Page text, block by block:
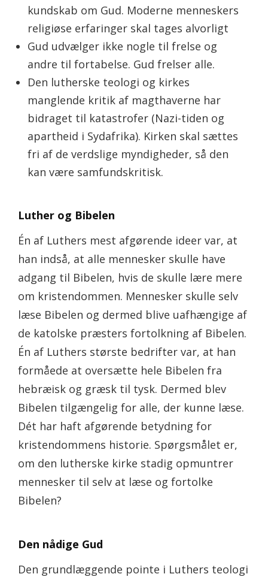
kundskab om Gud. Moderne menneskers
religiøse erfaringer skal tages alvorligt
Gud udvælger ikke nogle til frelse og
andre til fortabelse. Gud frelser alle.
Den lutherske teologi og kirkes
manglende kritik af magthaverne har
bidraget til katastrofer (Nazi-tiden og
apartheid i Sydafrika). Kirken skal sættes
fri af de verdslige myndigheder, så den
kan være samfundskritisk.
Luther og Bibelen
Én af Luthers mest afgørende ideer var, at
han indså, at alle mennesker skulle have
adgang til Bibelen, hvis de skulle lære mere
om kristendommen. Mennesker skulle selv
læse Bibelen og dermed blive uafhængige af
de katolske præsters fortolkning af Bibelen.
Én af Luthers største bedrifter var, at han
formåede at oversætte hele Bibelen fra
hebræisk og græsk til tysk. Dermed blev
Bibelen tilgængelig for alle, der kunne læse.
Dét har haft afgørende betydning for
kristendommens historie. Spørgsmålet er,
om den lutherske kirke stadig opmuntrer
mennesker til selv at læse og fortolke
Bibelen?
Den nådige Gud
Den grundlæggende pointe i Luthers teologi